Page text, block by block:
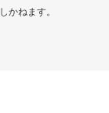
かねます。